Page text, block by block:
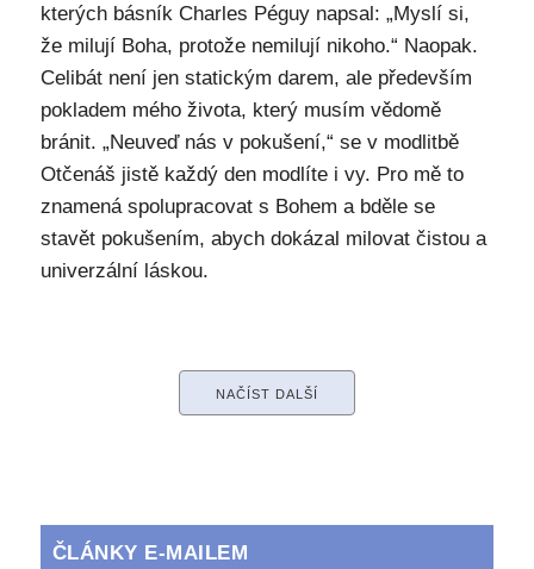
kterých básník Charles Péguy napsal: „Myslí si,
že milují Boha, protože nemilují nikoho.“ Naopak.
Celibát není jen statickým darem, ale především
pokladem mého života, který musím vědomě
bránit. „Neuveď nás v pokušení,“ se v modlitbě
Otčenáš jistě každý den modlíte i vy. Pro mě to
znamená spolupracovat s Bohem a bděle se
stavět pokušením, abych dokázal milovat čistou a
univerzální láskou.
NAČÍST DALŠÍ
ČLÁNKY E-MAILEM